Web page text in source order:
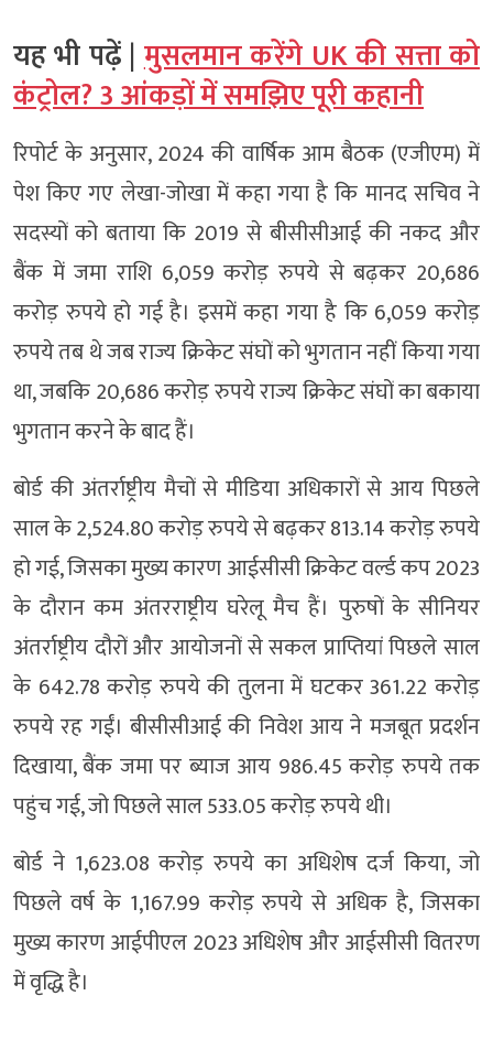
यह भी पढ़ें |मुसलमान करेंगे UK की सत्ता को
कंट्रोल? 3 आंकड़ों में समझिए पूरी कहानी
रिपोर्ट के अनुसार, 2024 की वार्षिक आम बैठक (एजीएम) में
पेश किए गए लेखा-जोखा में कहा गया है कि मानद सचिव ने
सदस्यों को बताया कि 2019 से बीसीसीआई की नकद और
बैंक में जमा राशि 6,059 करोड़ रुपये से बढ़कर 20,686
करोड़ रुपये हो गई है। इसमें कहा गया है कि 6,059 करोड़
रुपये तब थे जब राज्य क्रिकेट संघों को भुगतान नहीं किया गया
था, जबकि 20,686 करोड़ रुपये राज्य क्रिकेट संघों का बकाया
भुगतान करने के बाद हैं।
बोर्ड की अंतर्राष्ट्रीय मैचों से मीडिया अधिकारों से आय पिछले
साल के 2,524.80 करोड़ रुपये से बढ़कर 813.14 करोड़ रुपये
हो गई, जिसका मुख्य कारण आईसीसी क्रिकेट वर्ल्ड कप 2023
के दौरान कम अंतरराष्ट्रीय घरेलू मैच हैं। पुरुषों के सीनियर
अंतर्राष्ट्रीय दौरों और आयोजनों से सकल प्राप्तियां पिछले साल
के 642.78 करोड़ रुपये की तुलना में घटकर 361.22 करोड़
रुपये रह गईं। बीसीसीआई की निवेश आय ने मजबूत प्रदर्शन
दिखाया, बैंक जमा पर ब्याज आय 986.45 करोड़ रुपये तक
पहुंच गई, जो पिछले साल 533.05 करोड़ रुपये थी।
बोर्ड ने 1,623.08 करोड़ रुपये का अधिशेष दर्ज किया, जो
पिछले वर्ष के 1,167.99 करोड़ रुपये से अधिक है, जिसका
मुख्य कारण आईपीएल 2023 अधिशेष और आईसीसी वितरण
में वृद्धि है।